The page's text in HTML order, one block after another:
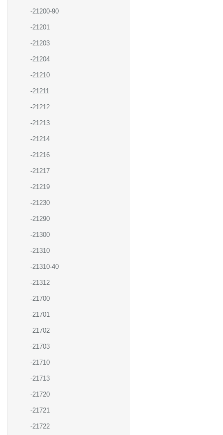
-21200-90
-21201
-21203
-21204
-21210
-21211
-21212
-21213
-21214
-21216
-21217
-21219
-21230
-21290
-21300
-21310
-21310-40
-21312
-21700
-21701
-21702
-21703
-21710
-21713
-21720
-21721
-21722